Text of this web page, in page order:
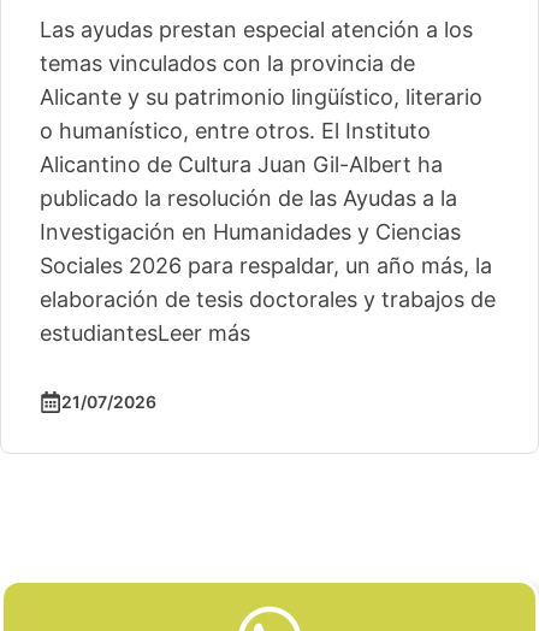
Las ayudas prestan especial atención a los
temas vinculados con la provincia de
Alicante y su patrimonio lingüístico, literario
o humanístico, entre otros. El Instituto
Alicantino de Cultura Juan Gil-Albert ha
publicado la resolución de las Ayudas a la
Investigación en Humanidades y Ciencias
Sociales 2026 para respaldar, un año más, la
elaboración de tesis doctorales y trabajos de
estudiantesLeer más
21/07/2026